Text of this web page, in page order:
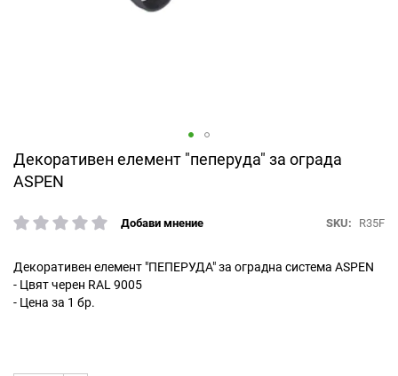
Декоративен елемент "пеперуда" за ограда
ASPEN
рейтинг:
Добави мнение SKU R35F
Декоративен елемент "ПЕПЕРУДА" за оградна система ASPEN
- Цвят черен RAL 9005
- Цена за 1 бр.
Преминете
към
началото
галерия
снимки